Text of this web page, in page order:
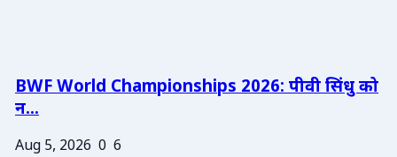
BWF World Championships 2026: पीवी सिंधु को
न...
Aug 5, 2026 0 6